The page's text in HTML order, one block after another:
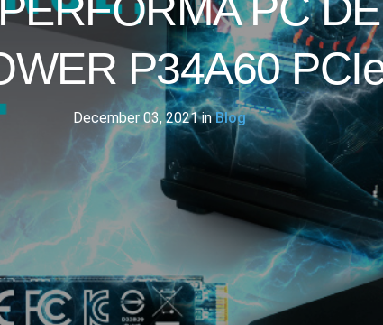
P34A60
December 03, 2021inBlog